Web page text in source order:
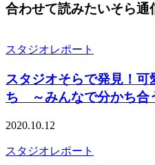
合わせて読みたいそら通
スタジオレポート
スタジオそらで発見！
ち ～みんなで分かち合
2020.10.12
スタジオレポート